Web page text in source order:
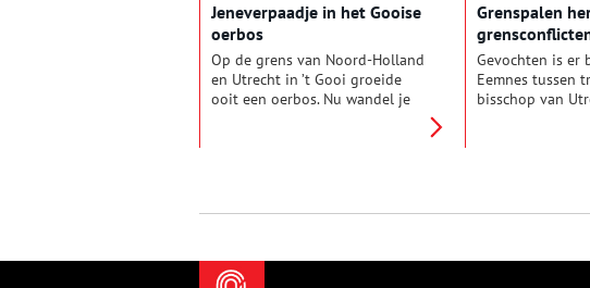
Jeneverpaadje in het Gooise
oerbos
Op de grens van Noord-Holland
en Utrecht in ’t Gooi groeide
ooit een oerbos. Nu wandel je
dichte woud.
Grenspalen
Gevochten is er
Eemnes tussen
bisschop van
een paal te